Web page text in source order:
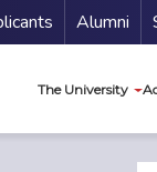
Alumni
The University